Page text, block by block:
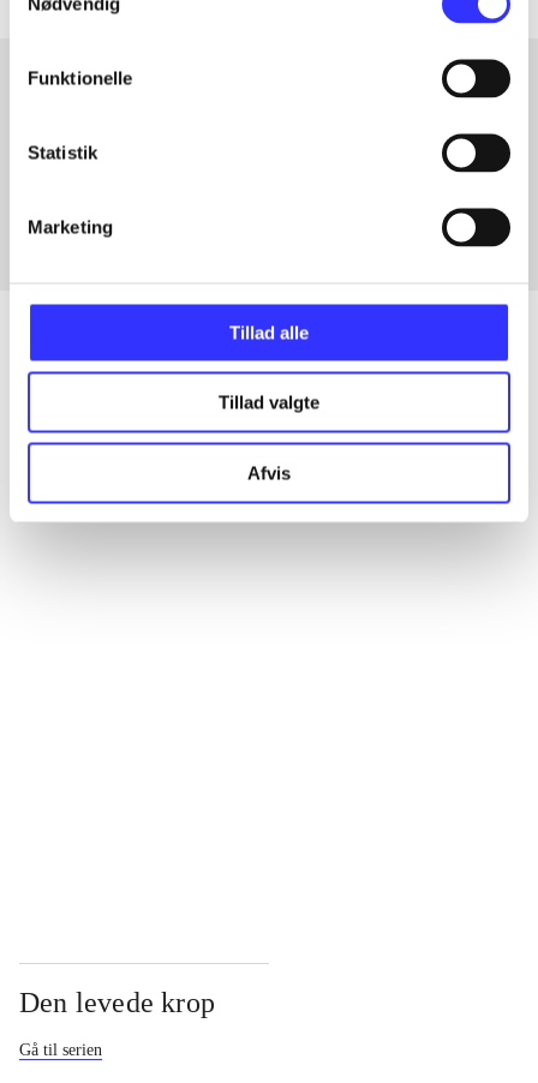
Funktionelle
Statistik
Marketing
Tillad alle
Tillad valgte
Afvis
Alle registrerede artikler fordelt på udgivelser
...
Den levede krop
Gå til serien